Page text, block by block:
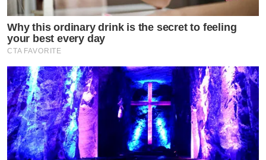
Why this ordinary drink is the secret to feeling
your best every day
CTA FAVORITE